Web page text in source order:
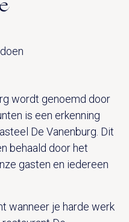
wordt genoemd door
is een erkenning
De Vanenburg. Dit
behaald door het
gasten en iedereen
wanneer je harde werk